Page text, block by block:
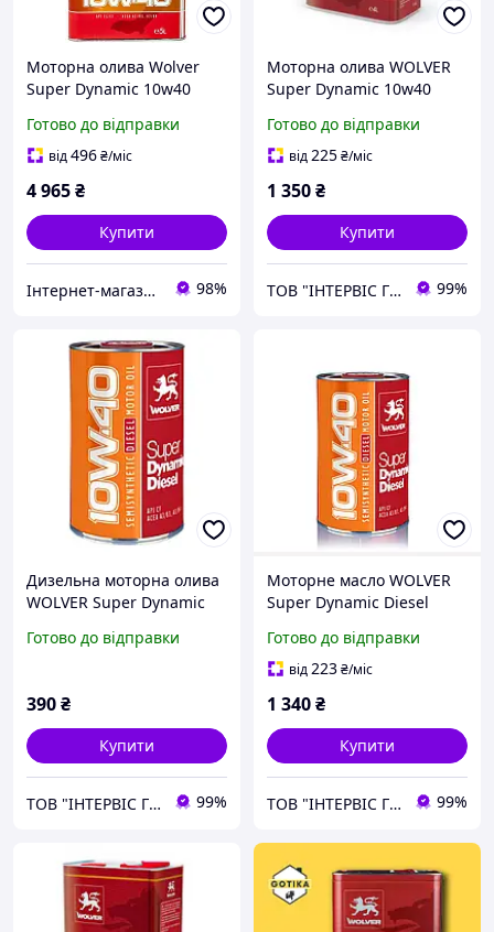
Моторна олива Wolver
Super Dynamic 10w40
Готово до відправки
від496₴/міс
4 965₴
Купити
Інтернет-магазин «АвтоДруг» 98%
Моторна олива WOLVER
Super Dynamic 10w40
Готово до відправки
від225₴/міс
1 350₴
Купити
ТОВ "ІНТЕРВІС ГРУП" 99%
Дизельна моторна олива
WOLVER Super Dynamic
Готово до відправки
390₴
Купити
ТОВ "ІНТЕРВІС ГРУП" 99%
Моторне масло WOLVER
Super Dynamic Diesel
двигунів
напівсинтетичне 1
Готово до відправки
від223₴/міс
1 340₴
Купити
ТОВ "ІНТЕРВІС ГРУП" 99%